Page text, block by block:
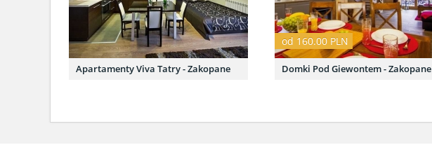
Apartamenty Viva Tatry - Zakopane
od 160.00 PLN
Domki Pod Giewontem - Zakopane